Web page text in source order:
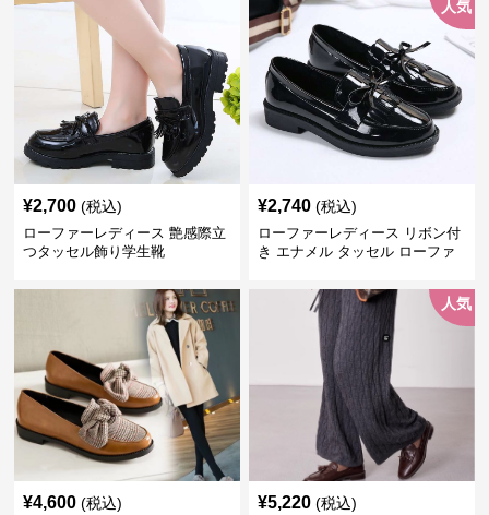
¥2,700 (税込)
ローファーレディース 艶感際立
つタッセル飾り学生靴
人気
¥2,740 (税込)
ローファーレディース リボン付
き エナメル タッセル ローファ
¥4,600 (税込)
人気
¥5,220 (税込)